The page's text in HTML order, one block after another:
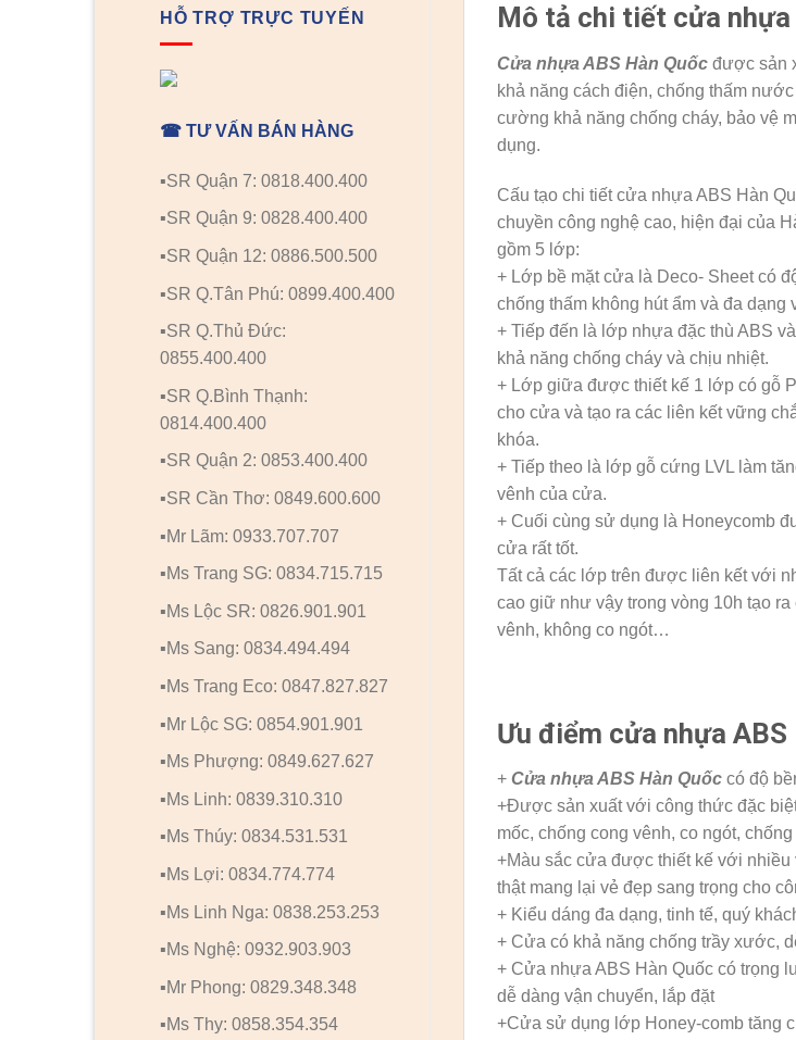
HỖ TRỢ TRỰC TUYẾN
☎ TƯ VẤN BÁN HÀNG
▪️SR Quận 7: 0818.400.400
▪️SR Quận 9: 0828.400.400
▪️SR Quận 12: 0886.500.500
▪️SR Q.Tân Phú: 0899.400.400
▪️SR Q.Thủ Đức:
0855.400.400
▪️SR Q.Bình Thạnh:
0814.400.400
▪️SR Quận 2: 0853.400.400
▪️SR Cần Thơ: 0849.600.600
▪️Mr Lãm: 0933.707.707
▪️Ms Trang SG: 0834.715.715
▪️Ms Lộc SR: 0826.901.901
▪️Ms Sang: 0834.494.494
▪️Ms Trang Eco: 0847.827.827
▪️Mr Lộc SG: 0854.901.901
▪️Ms Phượng: 0849.627.627
▪️Ms Linh: 0839.310.310
▪️Ms Thúy: 0834.531.531
▪️Ms Lợi: 0834.774.774
▪️Ms Linh Nga: 0838.253.253
▪️Ms Nghệ: 0932.903.903
▪️Mr Phong: 0829.348.348
▪️Ms Thy: 0858.354.354
Mô tả chi tiết cửa nhựa
Cửa nhựa ABS Hàn Quốcđược sản
khả năng cách điện, chống thấm
cường khả năng chống cháy, bảo vệ
dụng.
Cấu tạo chi tiết cửa nhựa ABS Hàn
chuyền công nghệ cao, hiện đại của
gồm 5 lớp:
+ Lớp bề mặt cửa là Deco- Sheet có
chống thấm không hút ẩm và đa
+ Tiếp đến là lớp nhựa đặc thù ABS
khả năng chống cháy và chịu nhiệt.
+ Lớp giữa được thiết kế 1 lớp có gỗ
cho cửa và tạo ra các liên kết vững
khóa.
+ Tiếp theo là lớp gỗ cứng LVL làm
vênh của cửa.
+ Cuối cùng sử dụng là Honeycomb
cửa rất tốt.
Tất cả các lớp trên được liên kết với
cao giữ như vậy trong vòng 10h tạo
vênh, không co ngót…
Ưu điểm cửa nhựa
+ Cửa nhựa ABS Hàn Quốccó độ
+Được sản xuất với công thức đặc
mốc, chống cong vênh, co ngót,
+Màu sắc cửa được thiết kế với
thật mang lại vẻ đẹp sang trọng cho
+ Kiểu dáng đa dạng, tinh tế, quý
+ Cửa có khả năng chống trầy xước,
+ Cửa nhựa ABS Hàn Quốc có trọng
dễ dàng vận chuyển, lắp đặt
+Cửa sử dụng lớp Honey-comb tăng